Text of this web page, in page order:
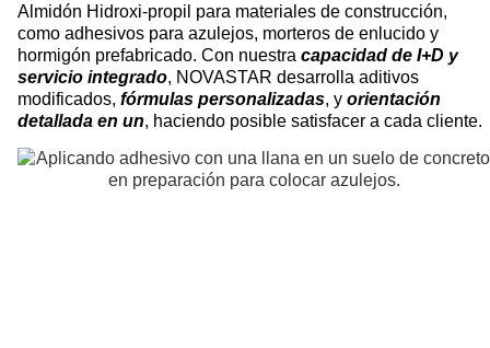
Almidón Hidroxi-propil para materiales de construcción,
como adhesivos para azulejos, morteros de enlucido y
hormigón prefabricado. Con nuestra capacidad de I+D y
servicio integrado, NOVASTAR desarrolla aditivos
modificados, fórmulas personalizadas, y orientación
detallada en un, haciendo posible satisfacer a cada cliente.